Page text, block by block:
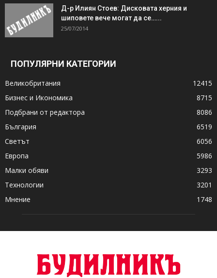
Д-р Илиян Стоев: Дисковата херния и
шиповете вече могат да се…...
25/07/2014
ПОПУЛЯРНИ КАТЕГОРИИ
Великобритания
12415
Бизнес и Икономика
8715
Подбрани от редактора
8086
България
6519
Светът
6056
Европа
5986
Малки обяви
3293
Технологии
3201
Мнение
1748